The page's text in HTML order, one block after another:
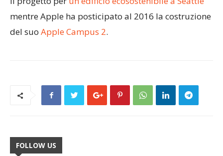
mentre Apple ha posticipato al 2016 la costruzione
del suo Apple Campus 2.
FOLLOW US